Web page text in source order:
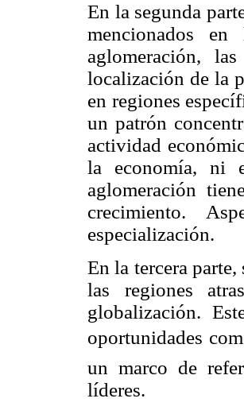
En la segunda
mencionados
aglomeración,
localización de la
en regiones
un patrón
actividad
la economía, ni
aglomeración
crecimiento.
especialización.
En la tercera
las regiones
globalización.
oportunidades
un marco de
líderes.